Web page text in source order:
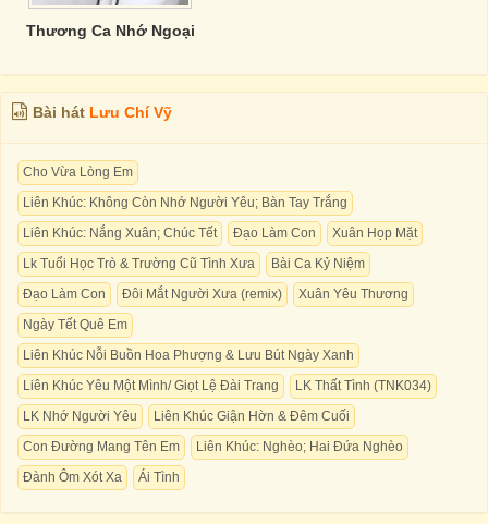
Thương Ca Nhớ Ngoại
Bài hát Lưu Chí Vỹ
Cho Vừa Lòng Em
Liên Khúc: Không Còn Nhớ Người Yêu; Bàn Tay Trắng
Liên Khúc: Nắng Xuân; Chúc Tết
Đạo Làm Con
Xuân Họp Mặt
Lk Tuổi Học Trò & Trường Cũ Tình Xưa
Bài Ca Kỷ Niệm
Đạo Làm Con
Đôi Mắt Người Xưa (remix)
Xuân Yêu Thương
Ngày Tết Quê Em
Liên Khúc Nỗi Buồn Hoa Phượng & Lưu Bút Ngày Xanh
Liên Khúc Yêu Một Mình/ Giọt Lệ Đài Trang
LK Thất Tình (TNK034)
LK Nhớ Người Yêu
Liên Khúc Giận Hờn & Đêm Cuối
Con Đường Mang Tên Em
Liên Khúc: Nghèo; Hai Đứa Nghèo
Đành Ôm Xót Xa
Ái Tình